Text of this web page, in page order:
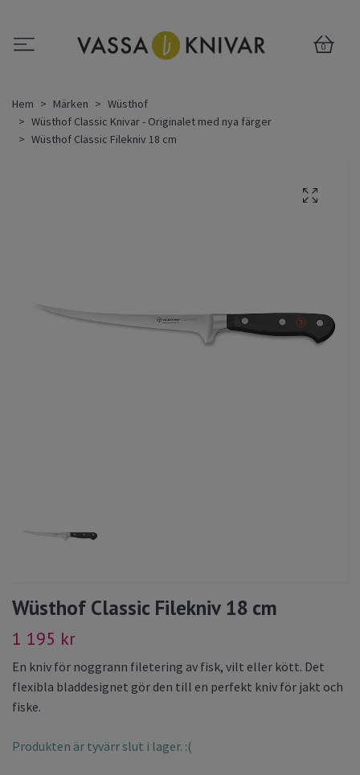
0
Hem Märken
Wüsthof
Wüsthof Classic Knivar - Originalet med nya färger
Wüsthof Classic Filekniv 18 cm
Wüsthof Classic Filekniv 18 cm
1 195 kr
En kniv för noggrann filetering av fisk, vilt eller kött. Det
flexibla bladdesignet gör den till en perfekt kniv för jakt och
fiske.
Produkten är tyvärr slut i lager. :(